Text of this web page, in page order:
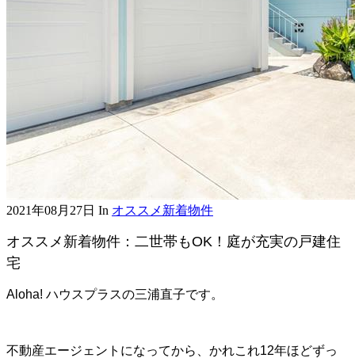
2021年08月27日 In オススメ新着物件
オススメ新着物件：二世帯もOK！庭が充実の戸建住
宅
Aloha! ハウスプラスの三浦直子です。
不動産エージェントになってから、かれこれ12年ほどずっ